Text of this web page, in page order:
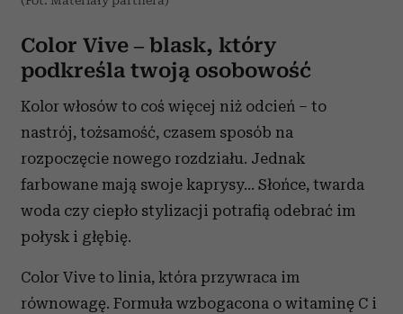
Color Vive – blask, który
podkreśla twoją osobowość
Kolor włosów to coś więcej niż odcień – to
nastrój, tożsamość, czasem sposób na
rozpoczęcie nowego rozdziału. Jednak
farbowane mają swoje kaprysy... Słońce, twarda
woda czy ciepło stylizacji potrafią odebrać im
połysk i głębię.
Color Vive to linia, która przywraca im
równowagę. Formuła wzbogacona o witaminę C i